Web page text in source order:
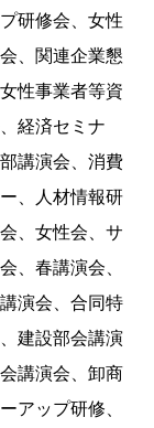
研修会、女性
、関連企業懇
性事業者等資
経済セミナ
講演会、消費
、人材情報研
、女性会、サ
、春講演会、
演会、合同特
建設部会講演
講演会、卸商
アップ研修、